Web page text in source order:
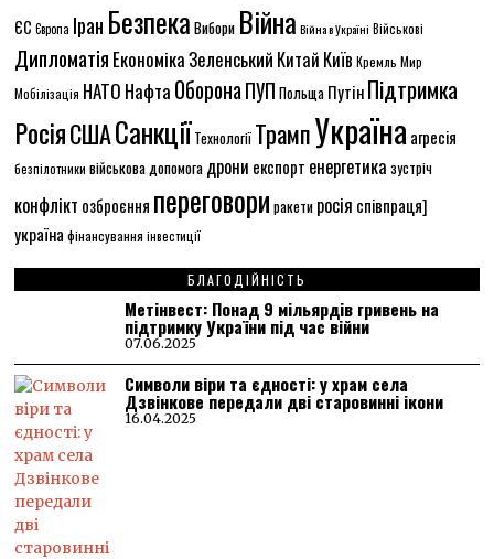
ЄС Європа Іран Безпека Вибори Війна Війна в Україні Військові
Дипломатія ЕкономікаЗеленський Китай Київ Кремль Мир
Мобілізація НАТО Нафта ОборонаПУП Польща ПутінПідтримка
РосіяСШАСанкціїТехнологіїТрампУкраїна агресія
безпілотники військова допомога дрони експорт енергетика зустріч
конфлікт озброєння переговори ракети росія співпраця]
україна фінансування інвестиції
БЛАГОДІЙНІСТЬ
Метінвест: Понад 9 мільярдів гривень на
підтримку України під час війни
07.06.2025
Символи віри та єдності: у храм села
Дзвінкове передали дві старовинні ікони
16.04.2025